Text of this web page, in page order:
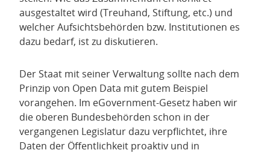
ausgestaltet wird (Treuhand, Stiftung, etc.) und
welcher Aufsichtsbehörden bzw. Institutionen es
dazu bedarf, ist zu diskutieren.
Der Staat mit seiner Verwaltung sollte nach dem
Prinzip von Open Data mit gutem Beispiel
vorangehen. Im eGovernment-Gesetz haben wir
die oberen Bundesbehörden schon in der
vergangenen Legislatur dazu verpflichtet, ihre
Daten der Öffentlichkeit proaktiv und in